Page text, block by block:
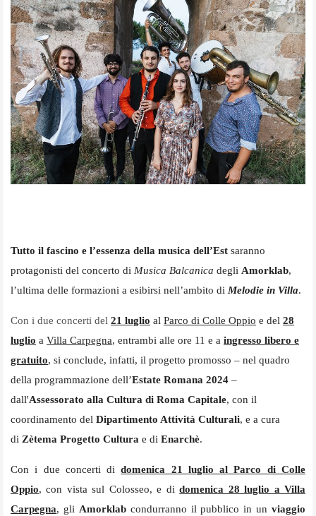
Tutto il fascino e l’essenza della musica dell’Est saranno
protagonisti del concerto di Musica Balcanica degli Amorklab,
l’ultima delle formazioni a esibirsi nell’ambito di Melodie in Villa.
Con i due concerti del 21 luglio al Parco di Colle Oppio e del 28
luglio a Villa Carpegna, entrambi alle ore 11 e a ingresso libero e
gratuito, si conclude, infatti, il progetto promosso – nel quadro
della programmazione dell’Estate Romana 2024 –
dall'Assessorato alla Cultura di Roma Capitale, con il
coordinamento del Dipartimento Attività Culturali, e a cura
di Zètema Progetto Cultura e di Enarchè.
Con i due concerti didomenica 21 luglio al Parco di Colle
Oppio, con vista sul Colosseo, e didomenica 28 luglio a Villa
Carpegna, gli Amorklabcondurranno il pubblico in un viaggio